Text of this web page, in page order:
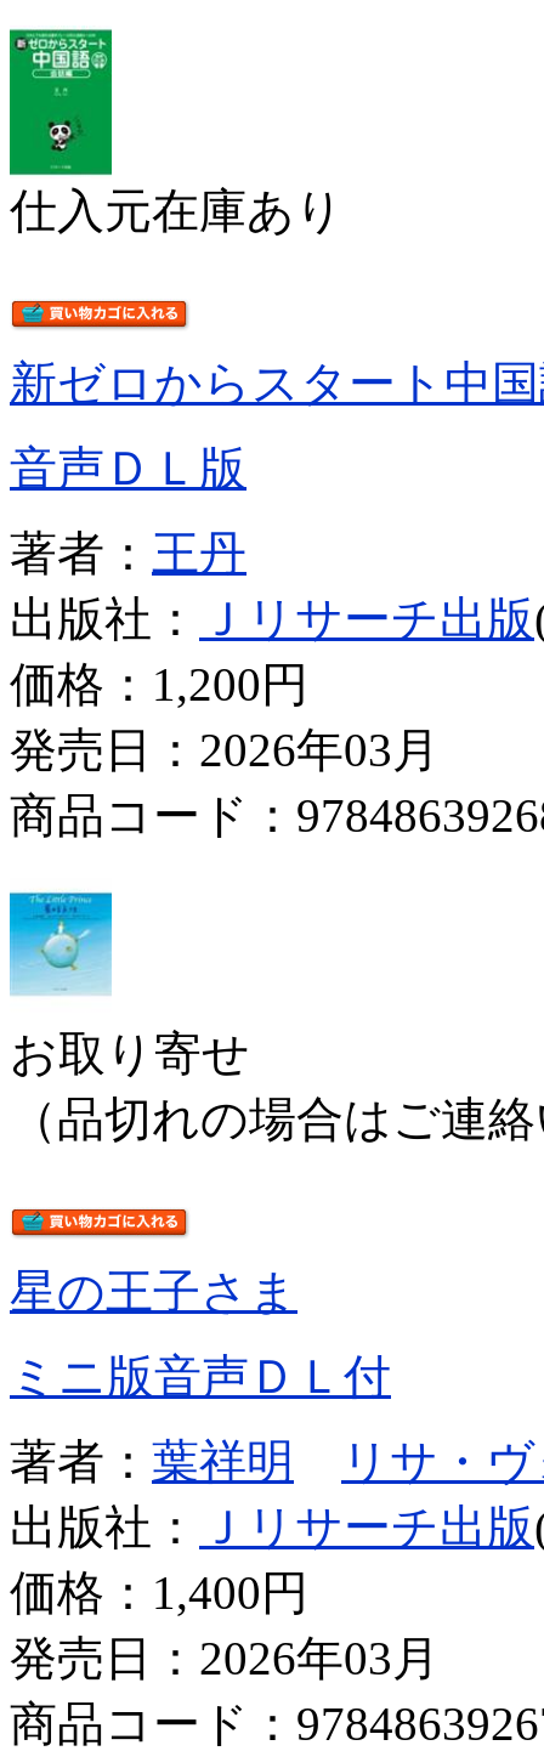
仕入元在庫あり
新ゼロからスタート中
音声ＤＬ版
著者： 王丹
出版社：
Ｊリサーチ出版
価格： 1,200円
発売日：2026年03月
商品コード：
お取り寄せ
（品切れの場合はご連
星の王子さま
ミニ版音声ＤＬ付
著者： 葉祥明
リサ・
出版社：
Ｊリサーチ出版
価格： 1,400円
発売日：2026年03月
商品コード：